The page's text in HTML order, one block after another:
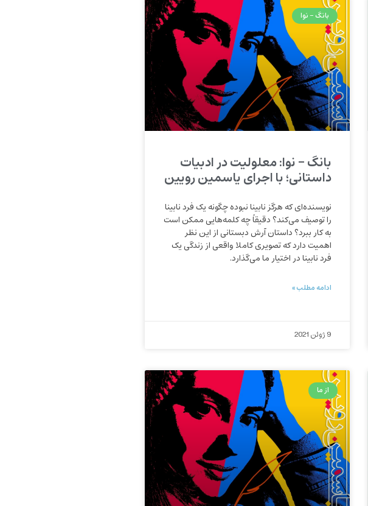
بانگ - نوا
بانگ – نوا: معلولیت در ادبیات
داستانی؛ با اجرای یاسمین رویین
نویسنده‌ای که هرگز نابینا نبوده چگونه یک فرد نابینا
را توصیف می‌کند؟ دقیقاً چه کلمه‌هایی ممکن است
به کار ببرد؟ داستان آرش دبستانی از این نظر
اهمیت دارد که تصویری کاملا واقعی از زندگی یک
فرد نابینا در اختیار ما می‌گذارد.
ادامه مطلب »
9 ژوئن 2021
از ما